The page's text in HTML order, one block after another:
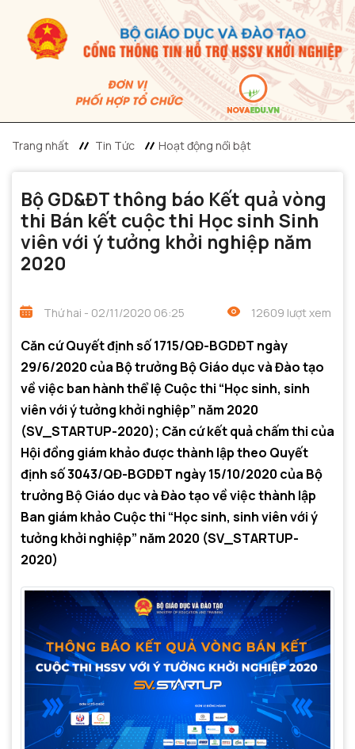
Trang nhất Tin Tức Hoạt động nổi bật
Bộ GD&ĐT thông báo Kết quả vòng
thi Bán kết cuộc thi Học sinh Sinh
viên với ý tưởng khởi nghiệp năm
2020
Thứ hai - 02/11/2020 06:25 12609 lượt xem
Căn cứ Quyết định số 1715/QĐ-BGDĐT ngày
29/6/2020 của Bộ trưởng Bộ Giáo dục và Đào tạo
về việc ban hành thể lệ Cuộc thi “Học sinh, sinh
viên với ý tưởng khởi nghiệp” năm 2020
(SV_STARTUP-2020); Căn cứ kết quả chấm thi của
Hội đồng giám khảo được thành lập theo Quyết
định số 3043/QĐ-BGDĐT ngày 15/10/2020 của Bộ
trưởng Bộ Giáo dục và Đào tạo về việc thành lập
Ban giám khảo Cuộc thi “Học sinh, sinh viên với ý
tưởng khởi nghiệp” năm 2020 (SV_STARTUP-
2020)